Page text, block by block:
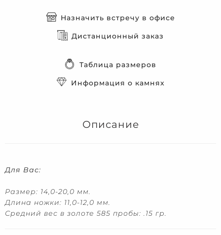
Назначить встречу в офисе
Дистанционный заказ
Таблица размеров
Информация о камнях
Описание
Для Вас:
Размер: 14,0-20,0 мм.
Длина ножки: 11,0-12,0 мм.
Средний вес в золоте 585 пробы: .15 гр.